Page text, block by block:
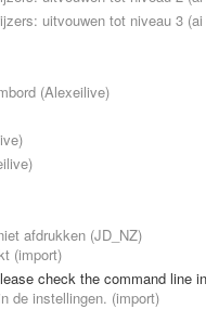
uitvouwen tot niveau 3 (
(Alexeilive)
)
)
afdrukken (JD_NZ)
(import)
check the command line
de instellingen. (import)